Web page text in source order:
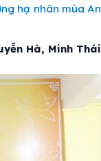
hạ nhân mùa An
Hà, Minh Thái